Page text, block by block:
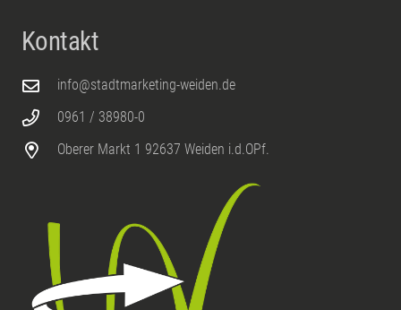
Kontakt
info@stadtmarketing-weiden.de
0961 / 38980-0
Oberer Markt 1 92637 Weiden i.d.OPf.